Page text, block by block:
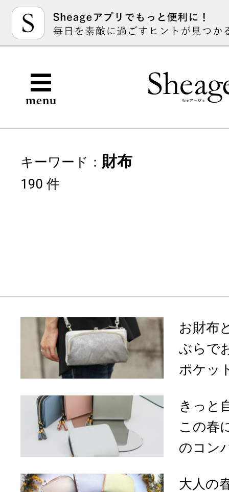
キーワード： 財布
190 件
お財布
ぶらで
ポケッ
きっと
この春
のコン
大人の